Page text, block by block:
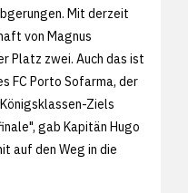
Mit derzeit
von Magnus
Platz zwei. Auch das ist
FC Porto Sofarma, der
Ziels
gab Kapitän Hugo
auf den Weg in die